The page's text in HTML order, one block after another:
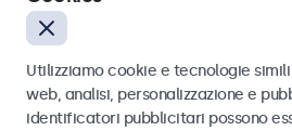
Dimensioni esterne: 629 x 374 x 41
€ 669,78 IVA incl.
Visualizza
Utilizziamo cookie e tecnologie
web, analisi, personalizzazione e
identificatori pubblicitari possono